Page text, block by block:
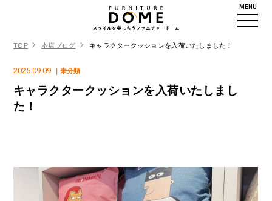
MENU
TOP 本店ブログ キャラクタークッションを入荷いたしました！
2025.09.09 ｜未分類
キャラクタークッションを入荷いたしまし
た！